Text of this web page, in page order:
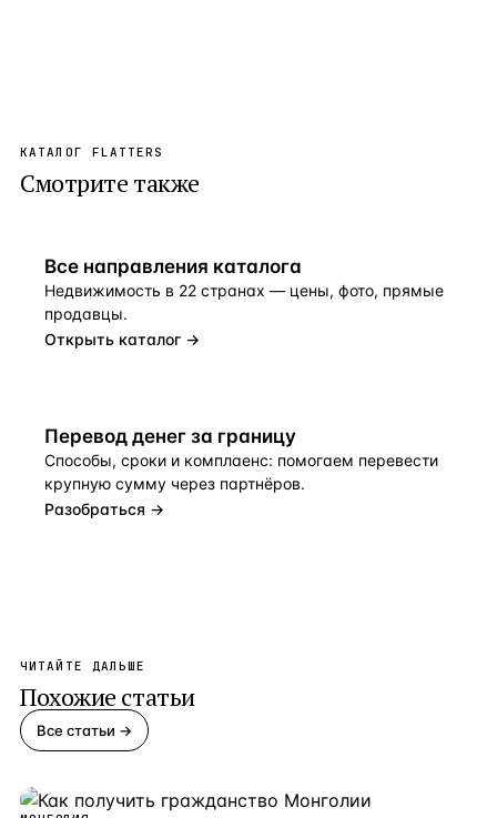
КАТАЛОГ FLATTERS
Смотрите также
Все направления каталога
Недвижимость в 22 странах — цены, фото, прямые
продавцы.
Открыть каталог →
Перевод денег за границу
Способы, сроки и комплаенс: помогаем перевести
крупную сумму через партнёров.
Разобраться →
ЧИТАЙТЕ ДАЛЬШЕ
Похожие статьи
Все статьи →